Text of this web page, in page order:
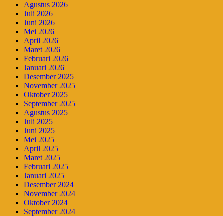
Agustus 2026
Juli 2026
Juni 2026
Mei 2026
April 2026
Maret 2026
Februari 2026
Januari 2026
Desember 2025
November 2025
Oktober 2025
September 2025
Agustus 2025
Juli 2025
Juni 2025
Mei 2025
April 2025
Maret 2025
Februari 2025
Januari 2025
Desember 2024
November 2024
Oktober 2024
September 2024